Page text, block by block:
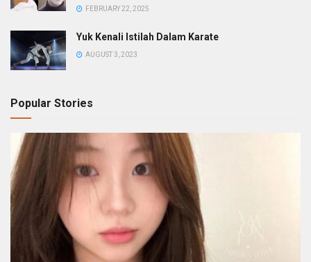
FEBRUARY 22, 2025
Yuk Kenali Istilah Dalam Karate
AUGUST 3, 2023
Popular Stories